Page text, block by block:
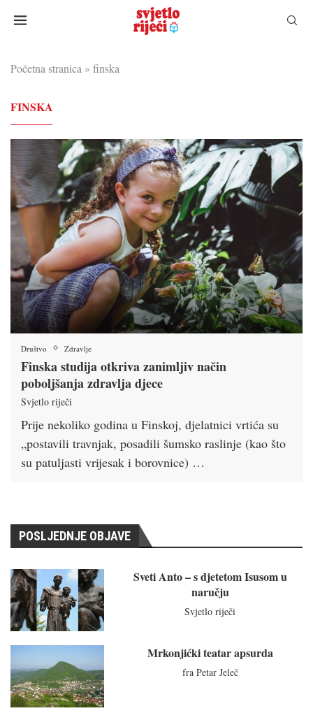
Početna stranica » finska
FINSKA
Društvo Zdravlje
Finska studija otkriva zanimljiv način
poboljšanja zdravlja djece
Svjetlo riječi
Prije nekoliko godina u Finskoj, djelatnici vrtića su
„postavili travnjak, posadili šumsko raslinje (kao što
su patuljasti vrijesak i borovnice) …
POSLJEDNJE OBJAVE
Sveti Anto – s djetetom Isusom u
naručju
Svjetlo riječi
Mrkonjićki teatar apsurda
fra Petar Jeleč